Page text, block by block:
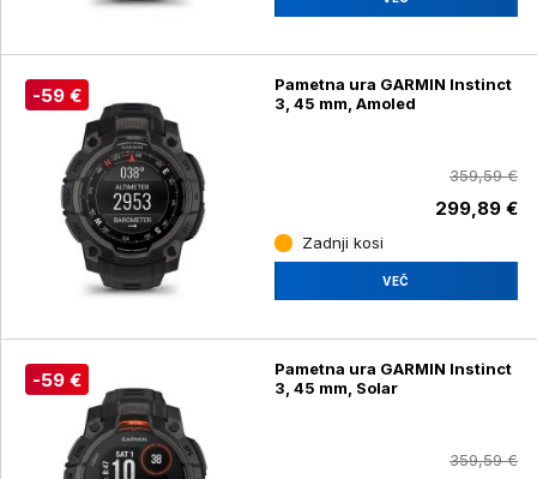
-59 €
Pametna ura GARMIN Instinct
3, 45 mm, Amoled
359,59 €
299,89 €
Zadnji kosi
VEČ
-59 €
Pametna ura GARMIN Instinct
3, 45 mm, Solar
359,59 €